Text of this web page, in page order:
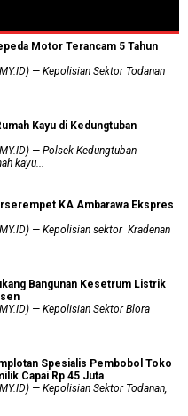
Motor Terancam 5 Tahun
— Kepolisian Sektor Todanan
Kayu di Kedungtuban
— Polsek Kedungtuban
kayu...
KA Ambarawa Ekspres
— Kepolisian sektor Kradenan
Bangunan Kesetrum Listrik
— Kepolisian Sektor Blora
Spesialis Pembobol Toko
Capai Rp 45 Juta
— Kepolisian Sektor Todanan,